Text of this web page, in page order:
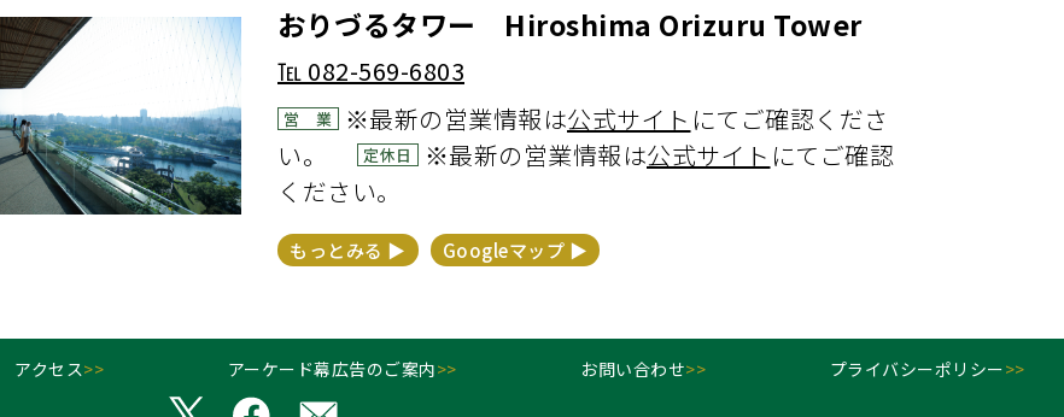
おりづるタワー Hiroshima Orizuru Tower
℡ 082-569-6803
営 業 ※最新の営業情報は公式サイト にてご確認くださ
い。
定休日 ※最新の営業情報は公式サイト にてご確認
ください。
もっとみる ▶︎ Googleマップ ▶︎
アクセス>> アーケード幕広告のご案内>> お問い合わせ>> プライバシーポリシー>>